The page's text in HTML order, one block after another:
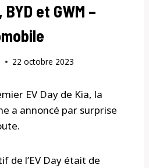
et GWM –
22 octobre 2023
EV Day de Kia, la
a annoncé par surprise
de l’EV Day était de